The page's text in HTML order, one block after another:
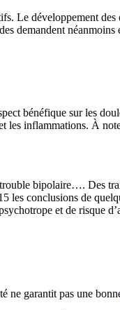
Le développement
demandent
bénéfique sur les
les inflammations. À
bipolaire…. Des
conclusions de
et de risque
ne garantit pas une